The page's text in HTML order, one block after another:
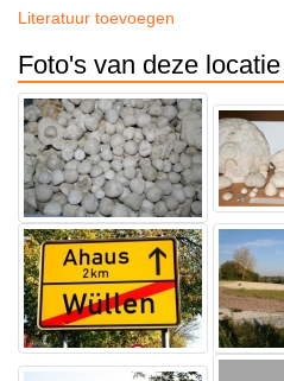
Literatuur toevoegen
Foto's van deze locatie